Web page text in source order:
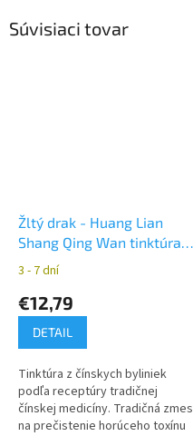
Súvisiaci tovar
Žltý drak - Huang Lian
Shang Qing Wan tinktúra z
čínskych bylín YaoMedica
3 - 7 dní
€12,79
DETAIL
Tinktúra z čínskych byliniek
podľa receptúry tradičnej
čínskej medicíny. Tradičná zmes
na prečistenie horúceho toxínu